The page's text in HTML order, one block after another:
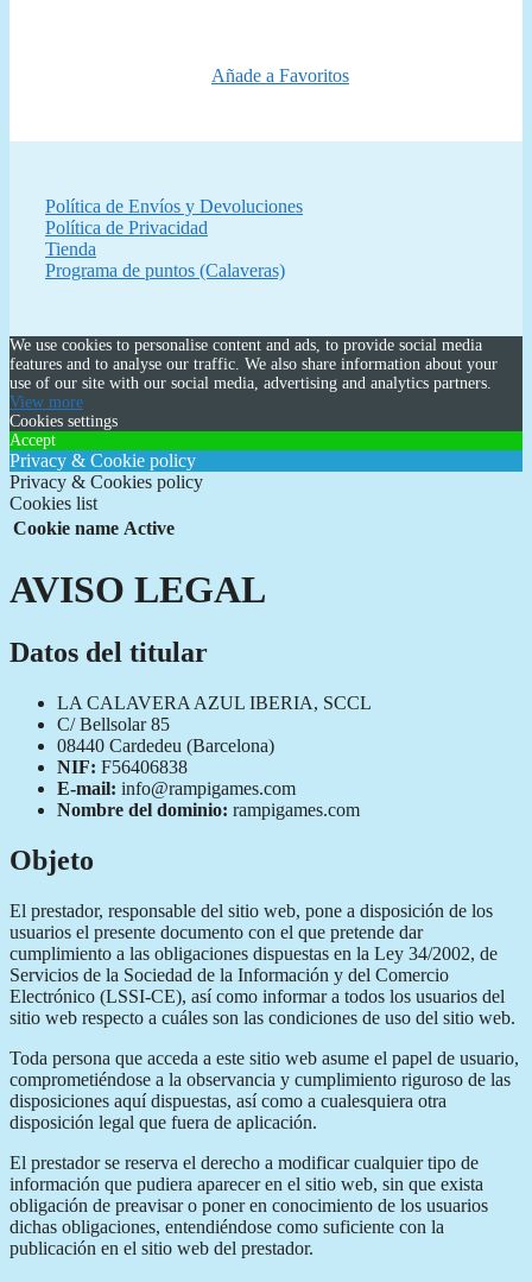
Añade a Favoritos
Política de Envíos y Devoluciones
Política de Privacidad
Tienda
Programa de puntos (Calaveras)
We use cookies to personalise content and ads, to provide social media
features and to analyse our traffic. We also share information about your
use of our site with our social media, advertising and analytics partners.
View more
Cookies settings
Accept
Privacy & Cookie policy
Privacy & Cookies policy
Cookies list
Cookie name Active
AVISO LEGAL
Datos del titular
LA CALAVERA AZUL IBERIA, SCCL
C/ Bellsolar 85
08440 Cardedeu (Barcelona)
NIF: F56406838
E-mail: info@rampigames.com
Nombre del dominio: rampigames.com
Objeto
El prestador, responsable del sitio web, pone a disposición de los
usuarios el presente documento con el que pretende dar
cumplimiento a las obligaciones dispuestas en la Ley 34/2002, de
Servicios de la Sociedad de la Información y del Comercio
Electrónico (LSSI-CE), así como informar a todos los usuarios del
sitio web respecto a cuáles son las condiciones de uso del sitio web.
Toda persona que acceda a este sitio web asume el papel de usuario,
comprometiéndose a la observancia y cumplimiento riguroso de las
disposiciones aquí dispuestas, así como a cualesquiera otra
disposición legal que fuera de aplicación.
El prestador se reserva el derecho a modificar cualquier tipo de
información que pudiera aparecer en el sitio web, sin que exista
obligación de preavisar o poner en conocimiento de los usuarios
dichas obligaciones, entendiéndose como suficiente con la
publicación en el sitio web del prestador.